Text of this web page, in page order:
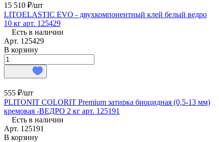
15 510 ₽/шт
LITOELASTIC EVO - двухкомпонентный клей белый ведро
10 кг арт. 125429
Есть в наличии
Арт. 125429
В корзину
555 ₽/шт
PLITONIT COLORIT Premium затирка биоцидная (0,5-13 мм)
кремовая -ВЕДРО 2 кг арт. 125191
Есть в наличии
Арт. 125191
В корзину